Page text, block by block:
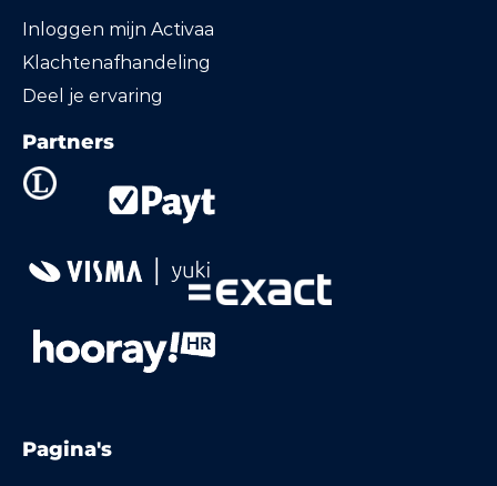
Inloggen mijn Activaa
Klachtenafhandeling
Deel je ervaring
Partners
Pagina's